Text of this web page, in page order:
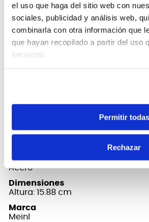
el uso que haga del sitio web con
sociales, publicidad y análisis web,
combinarla con otra información que
que hayan recopilado a partir del uso
servicios.
Permitir todas
Rechazar
Los tonos de estos cencerros
forman una escala diatónica
múltiples combinaciones
FICHA TÉCNICA Y
Aleación de acero especial con
Color
Acero
Dimensiones
Altura: 15.88 cm
Marca
Meinl